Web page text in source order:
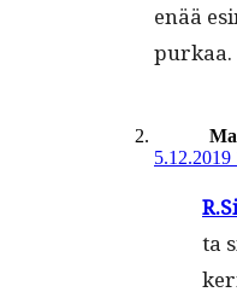
enää
purkaa.
5.12.2019
ta